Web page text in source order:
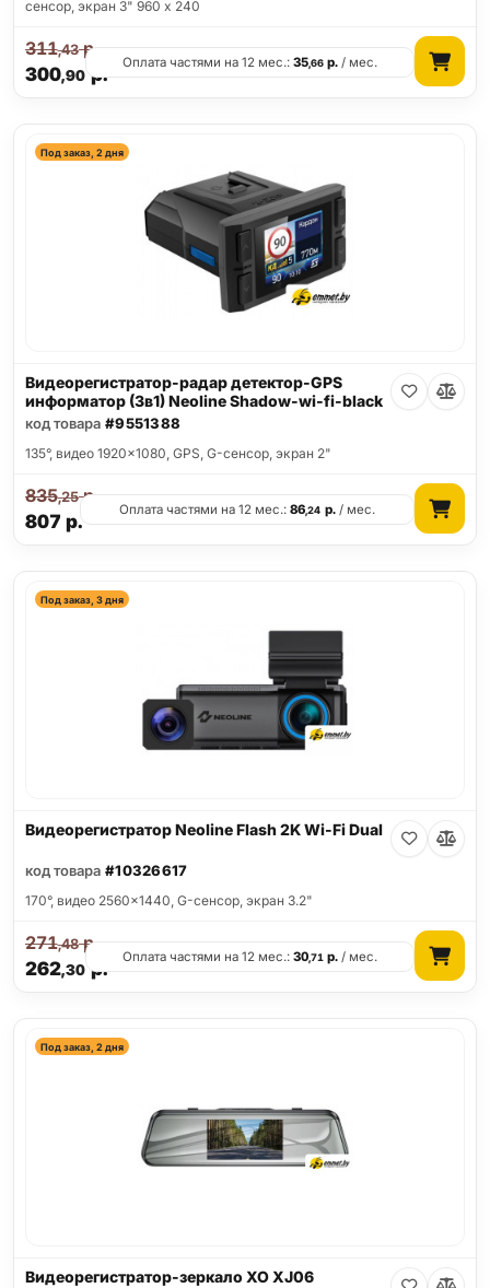
сенсор, экран 3" 960 x 240
300,90р.
311,43р.
Оплата частями на 12 мес.:35,66 р. / мес.
Под заказ, 2 дня
Видеорегистратор-радар детектор-GPS
информатор (3в1) Neoline Shadow-wi-fi-black
код товара #9551388
135°, видео 1920x1080, GPS, G-сенсор, экран 2"
807 р.
835,25р.
Оплата частями на 12 мес.:86,24 р./ мес.
Под заказ, 3 дня
Видеорегистратор Neoline Flash 2K Wi-Fi Dual
код товара #10326617
170°, видео 2560x1440, G-сенсор, экран 3.2"
262,30р.
271,48р.
Оплата частями на 12 мес.:30,71 р. / мес.
Под заказ, 2 дня
Видеорегистратор-зеркало XO XJ06